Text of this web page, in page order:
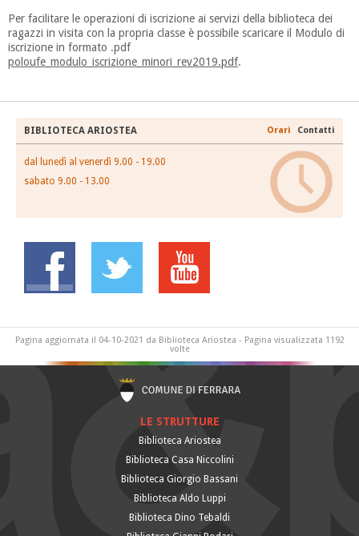
Per facilitare le operazioni di iscrizione ai servizi della biblioteca dei
ragazzi in visita con la propria classe è possibile scaricare il Modulo di
iscrizione in formato .pdf
poloufe_modulo_iscrizione_minori_rev2019.pdf.
BIBLIOTECA ARIOSTEA Orari Contatti
dal lunedì al venerdì 9.00 - 19.00
sabato 9.00 - 13.00
Pagina aggiornata il 04-10-2021 da Biblioteca Ariostea - Pagina visualizzata 1192
volte
LE STRUTTURE
Biblioteca Ariostea
Biblioteca Casa Niccolini
Biblioteca Giorgio Bassani
Biblioteca Aldo Luppi
Biblioteca Dino Tebaldi